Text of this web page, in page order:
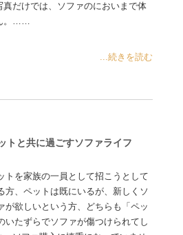
真だけでは、ソファのにおいまで体
。……
...続きを読む
トと共に過ごすソファライフ
トを家族の一員として招こうとして
方、ペットは既にいるが、新しくソ
が欲しいという方、どちらも「ペッ
いたずらでソファが傷つけられてし